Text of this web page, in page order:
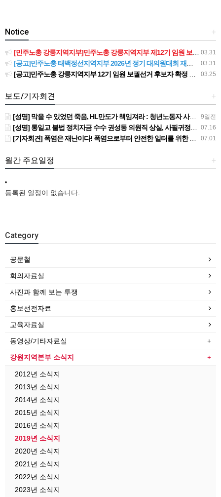
+
Notice
03.31
[민주노총 강릉지역지부]민주노총 강릉지역지부 제12기 임원 보궐선거결과 공고
03.31
[공고]민주노총 태백정선지역지부 2026년 정기 대의원대회 재소집 건
03.25
[공고]민주노총 강릉지역지부 12기 임원 보궐선거 후보자 확정 공고
+
보도/기자회견
9일전
[성명] 막을 수 있었던 죽음, HL만도가 책임져라 : 청년노동자 사망사고의 철저한 진상규명과 재발방지 대책 마련하라
07.16
[성명] 통일교 불법 정치자금 수수 권성동 의원직 상실, 사필귀정이다
07.01
[기자회견] 폭염은 재난이다! 폭염으로부터 안전한 일터를 위한 민주노총 강원지역본부 폭염감시단 선포 기자회견
+
월간 주요일정
등록된 일정이 없습니다.
Category
공문철
회의자료실
사진과 함께 보는 투쟁
홍보선전자료
교육자료실
동영상/기타자료실
강원지역본부 소식지
2012년 소식지
2013년 소식지
2014년 소식지
2015년 소식지
2016년 소식지
2019년 소식지
2020년 소식지
2021년 소식지
2022년 소식지
2023년 소식지